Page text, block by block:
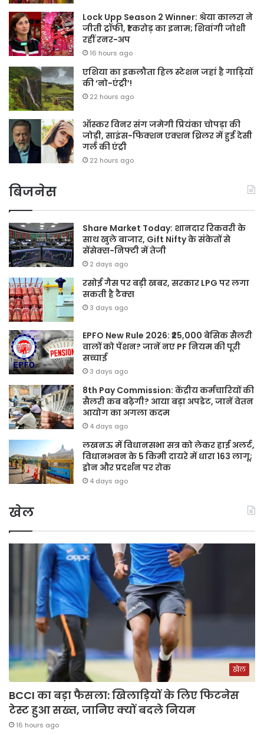
Lock Upp Season 2 Winner: श्रेया कालरा ने
जीती ट्रॉफी, ₹1 करोड़ का इनाम; शिवांगी जोशी
रहीं रनर-अप
16 hours ago
एशिया का इकलौता हिल स्टेशन जहां है गाड़ियों
की ‘नो-एंट्री’!
22 hours ago
ऑस्कर विनर संग जमेगी प्रियंका चोपड़ा की
जोड़ी, साइंस-फिक्शन एक्शन थ्रिलर में हुई देसी
गर्ल की एंट्री
22 hours ago
बिजनेस
Share Market Today: शानदार रिकवरी के
साथ खुले बाजार, Gift Nifty के संकेतों से
सेंसेक्स-निफ्टी में तेजी
2 days ago
रसोई गैस पर बड़ी खबर, सरकार LPG पर लगा
सकती है टैक्स
3 days ago
EPFO New Rule 2026: ₹25,000 बेसिक सैलरी
वालों को पेंशन? जानें नए PF नियम की पूरी
सच्चाई
3 days ago
8th Pay Commission: केंद्रीय कर्मचारियों की
सैलरी कब बढ़ेगी? आया बड़ा अपडेट, जानें वेतन
आयोग का अगला कदम
4 days ago
लखनऊ में विधानसभा सत्र को लेकर हाई अलर्ट,
विधानभवन के 5 किमी दायरे में धारा 163 लागू;
ड्रोन और प्रदर्शन पर रोक
4 days ago
खेल
खेल
BCCI का बड़ा फैसला: खिलाड़ियों के लिए फिटनेस
टेस्ट हुआ सख्त, जानिए क्यों बदले नियम
16 hours ago